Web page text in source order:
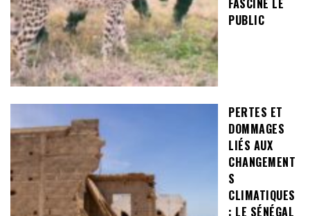
FASCINE LE
PUBLIC
PERTES ET
DOMMAGES
LIÉS AUX
CHANGEMENT
S
CLIMATIQUES
: LE SÉNÉGAL